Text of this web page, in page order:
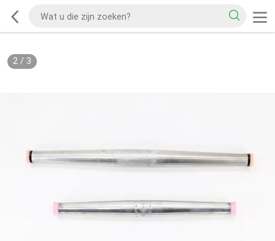
2/ 3